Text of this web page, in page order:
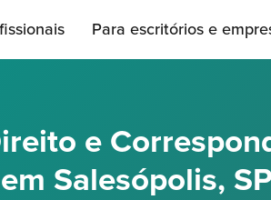
Para escritórios e
e
Salesópolis,